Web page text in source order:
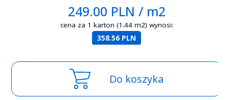
249.00 PLN / m2
cena za 1 karton (1.44 m2) wynosi:
358.56 PLN
Do koszyka